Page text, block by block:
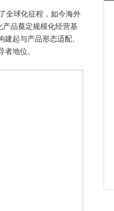
全球化征程，如今海外
品奠定规模化经营基
起与产品形态适配、
地位。